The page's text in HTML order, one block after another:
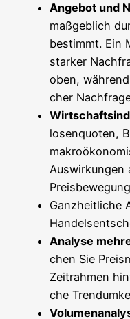
Ange­bot und
maß­geb­lich
bestimmt. Ein
star­ker
oben,
cher
lo­sen­quo­ten,
Aus­wir­kun­gen
Ganz­heit­li­che
Ana­ly­se
chen Sie
Zeit­rah­men
che